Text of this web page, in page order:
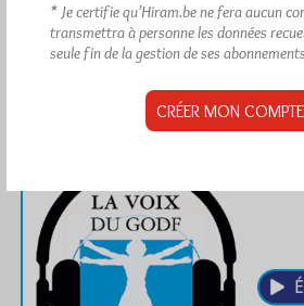
* Je certifie qu’Hiram.be ne fera aucun
transmettra à personne les données
seule fin de la gestion de ses
CRÉER MON COMPTE